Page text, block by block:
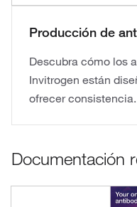
Producción de
Descubra cómo los
Invitrogen están
ofrecer consistencia.
Documentación